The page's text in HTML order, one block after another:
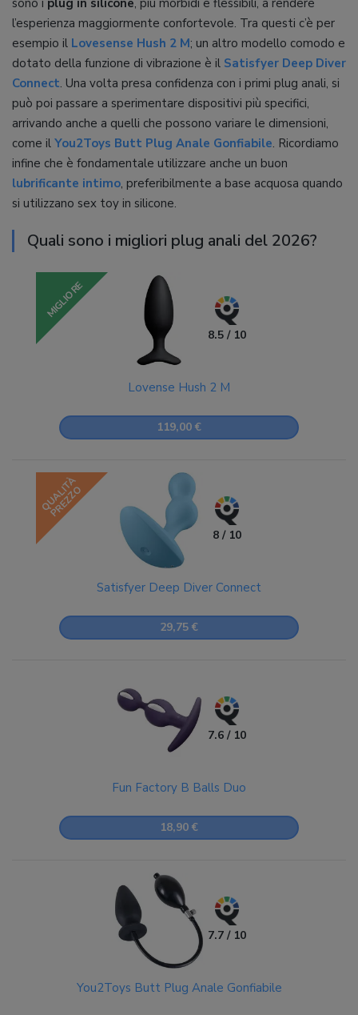
sono i plug in silicone, più morbidi e flessibili, a rendere
l’esperienza maggiormente confortevole. Tra questi c’è per
esempio il Lovesense Hush 2 M; un altro modello comodo e
dotato della funzione di vibrazione è il Satisfyer Deep Diver
Connect. Una volta presa confidenza con i primi plug anali, si
può poi passare a sperimentare dispositivi più specifici,
arrivando anche a quelli che possono variare le dimensioni,
come il You2Toys Butt Plug Anale Gonfiabile. Ricordiamo
infine che è fondamentale utilizzare anche un buon
lubrificante intimo, preferibilmente a base acquosa quando
si utilizzano sex toy in silicone.
Quali sono i migliori plug anali del 2026?
MIGLIORE
8.5 / 10
Lovense Hush 2 M
119,00 €
QUALITÀ
PREZZO
8 / 10
Satisfyer Deep Diver Connect
29,75 €
7.6 / 10
Fun Factory B Balls Duo
18,90 €
7.7 / 10
You2Toys Butt Plug Anale Gonfiabile